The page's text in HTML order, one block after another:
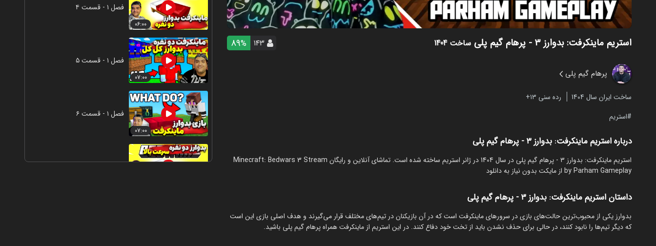
استریم ماینکرفت: بدوارز ۳ - پرهام گیم پلی ساخت 1404 ۱۴۳ 89%
پرهام گیم پلی
ساخت ایران سال 1404
رده سنی ۱۳+
استریم
درباره استریم ماینکرفت: بدوارز ۳ - پرهام گیم پلی
استریم ماینکرفت: بدوارز ۳ - پرهام گیم پلی در سال 1404 در ژانر استریم ساخته شده است. تماشای آنلاین و رایگان Minecraft: Bedwars 3 Stream
by Parham Gameplay از مایکت بدون نیاز به دانلود
داستان استریم ماینکرفت: بدوارز ۳ - پرهام گیم پلی
‏بدوارز یکی از محبوب‌ترین حالت‌های بازی در سرورهای ماینکرفت است که در آن بازیکنان در تیم‌های مختلف قرار می‌گیرند و هدف اصلی بازی این است
که دیگر تیم‌ها را نابود کنند، در حالی برای حذف نشدن باید از تخت خود دفاع کنند. در این استریم از ماینکرفت همراه پرهام گیم پلی باشید.
۰۶:۰۰
فصل ۱ - قسمت ۴
۰۷:۰۰
فصل ۱ - قسمت ۵
۰۷:۰۰
فصل ۱ - قسمت ۶